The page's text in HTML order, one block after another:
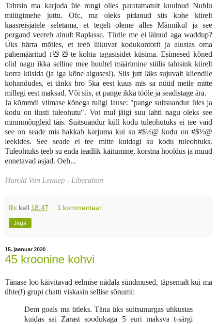
Tahtsin ma karjuda üle rongi olles paratamatult kuulnud Nublu
müügimehe juttu. Ofc, ma oleks pidanud siis kohe kiirelt
kaasreisjatele seletama, et tegelt oleme alles Männikul ja see
porgand veereb ainult Raplasse. Türile me ei läinud aga waddup?
Üks härra mõtles, et teeb liikuvat kodukontorit ja alustas oma
pähemääritud t💩💩te kohta tagasisidet küsima. Esimesed kõned
olid nagu ikka selline mee huultel määrimine stiilis tahtsink kiirelt
korra küsida (ja iga kõne alguses!). Siis jutt läks sujuvalt kliendile
kohandudes, et tänks bro 5ka eest kuus mis sa nüüd meile mitte
millegi eest maksad. Või siis, et pange ikka tööle ja seadistage ära.
Ja kõmmdi viimase kõnega tuligi lause: "pange suitsuandur üles ja
kodu on ilusti tuleohutu". Vot mul jäigi suu lahti nagu oleks see
mmmmõngleid täis. Suitsuandur küll kodu tuleohutuks ei tee vaid
see on seade mis hakkab karjuma kui su #$½@ kodu on #$½@
leekides. See seade ei tee mitte kuidagi su kodu tuleohtuks.
Tuleohtuks teeb su enda teadlik käitumine, korstna hooldus ja muud
ennetavad asjad. Oeh...
Harold Van Lennep - Liberation
filx kell 18:47 1 kommentaar:
Jaga
15. jaanuar 2020
45 kroonine kohvi
Tänase loo käivitavad eelmise nädala sündmused, täpsemalt kui ma
ühte(!) grupi chatti viskasin sellise sõnumi:
Dem goals ma ütleks. Täna üks suitsunurgas uhkustas
kuidas sai Zarast soodukaga 5 euri maksva t-särgi